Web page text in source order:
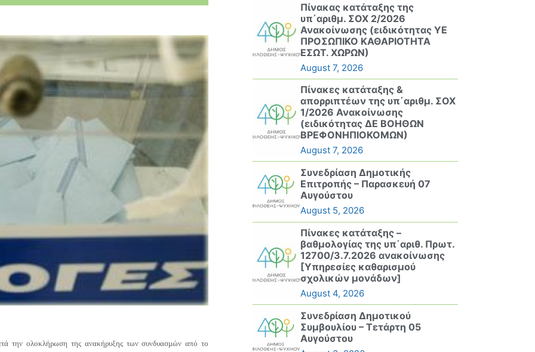
την ολοκλήρωση της ανακήρυξης των συνδυασμών από το
Πίνακας κατάταξης της
υπ΄αριθμ. ΣΟΧ 2/2026
Ανακοίνωσης (ειδικότητας ΥΕ
ΠΡΟΣΩΠΙΚΟ ΚΑΘΑΡΙΟΤΗΤΑ
ΕΣΩΤ. ΧΩΡΩΝ)
August 7, 2026
Πίνακες κατάταξης &
απορριπτέων της υπ΄αριθμ. ΣΟΧ
1/2026 Ανακοίνωσης
(ειδικότητας ΔΕ ΒΟΗΘΩΝ
ΒΡΕΦΟΝΗΠΙΟΚΟΜΩΝ)
August 7, 2026
Συνεδρίαση Δημοτικής
Επιτροπής – Παρασκευή 07
Αυγούστου
August 5, 2026
Πίνακες κατάταξης –
βαθμολογίας της υπ΄αριθ. Πρωτ.
12700/3.7.2026 ανακοίνωσης
[Υπηρεσίες καθαρισμού
σχολικών μονάδων]
August 4, 2026
Συνεδρίαση Δημοτικού
Συμβουλίου – Τετάρτη 05
Αυγούστου